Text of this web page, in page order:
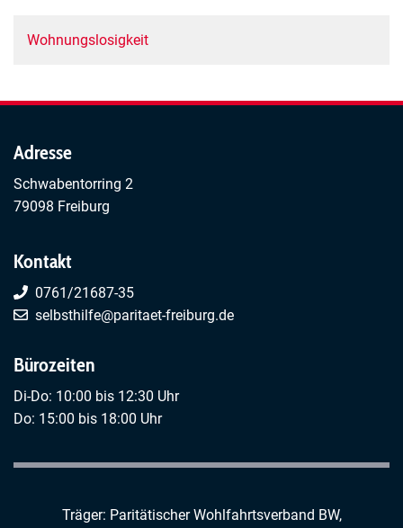
Wohnungslosigkeit
Adresse
Schwabentorring 2
79098 Freiburg
Kontakt
0761/21687-35
selbsthilfe@paritaet-freiburg.de
Bürozeiten
Di-Do: 10:00 bis 12:30 Uhr
Do: 15:00 bis 18:00 Uhr
Träger: Paritätischer Wohlfahrtsverband BW,